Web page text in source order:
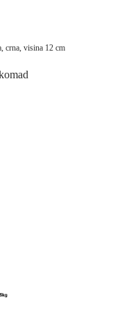
crna, visina 12 cm